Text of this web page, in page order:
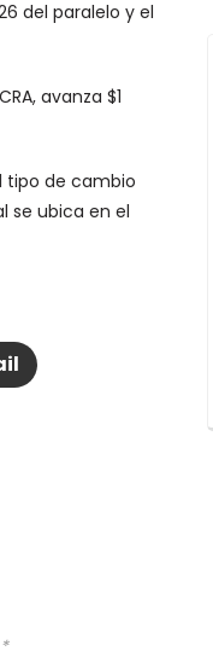
del paralelo y el
avanza $1
tipo de cambio
se ubica en el
*